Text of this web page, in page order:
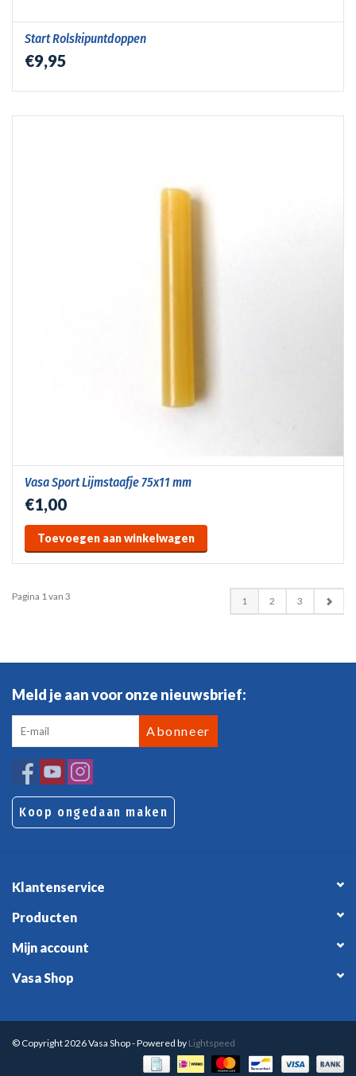
Start Rolskipuntdoppen
€9,95
Vasa Sport Lijmstaafje 75x11 mm
€1,00
Toevoegen aan winkelwagen
Pagina 1 van 3 1 2 3
Meld je aan voor onze nieuwsbrief:
Abonneer
Koop ongedaan maken
Klantenservice
Producten
Mijn account
Vasa Shop
© Copyright 2026 Vasa Shop - Powered by Lightspeed